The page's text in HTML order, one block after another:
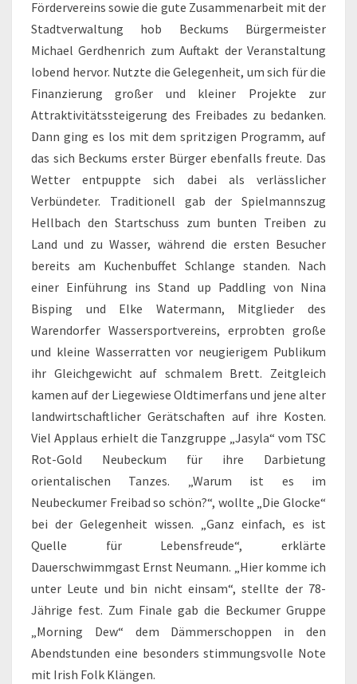
Fördervereins sowie die gute Zusammenarbeit mit der
Stadtverwaltung hob Beckums Bürgermeister
Michael Gerdhenrich zum Auftakt der Veranstaltung
lobend hervor. Nutzte die Gelegenheit, um sich für die
Finanzierung großer und kleiner Projekte zur
Attraktivitätssteigerung des Freibades zu bedanken.
Dann ging es los mit dem spritzigen Programm, auf
das sich Beckums erster Bürger ebenfalls freute. Das
Wetter entpuppte sich dabei als verlässlicher
Verbündeter. Traditionell gab der Spielmannszug
Hellbach den Startschuss zum bunten Treiben zu
Land und zu Wasser, während die ersten Besucher
bereits am Kuchenbuffet Schlange standen. Nach
einer Einführung ins Stand up Paddling von Nina
Bisping und Elke Watermann, Mitglieder des
Warendorfer Wassersportvereins, erprobten große
und kleine Wasserratten vor neugierigem Publikum
ihr Gleichgewicht auf schmalem Brett. Zeitgleich
kamen auf der Liegewiese Oldtimerfans und jene alter
landwirtschaftlicher Gerätschaften auf ihre Kosten.
Viel Applaus erhielt die Tanzgruppe „Jasyla“ vom TSC
Rot-Gold Neubeckum für ihre Darbietung
orientalischen Tanzes. „Warum ist es im
Neubeckumer Freibad so schön?“, wollte „Die Glocke“
bei der Gelegenheit wissen. „Ganz einfach, es ist
Quelle für Lebensfreude“, erklärte
Dauerschwimmgast Ernst Neumann. „Hier komme ich
unter Leute und bin nicht einsam“, stellte der 78-
Jährige fest. Zum Finale gab die Beckumer Gruppe
„Morning Dew“ dem Dämmerschoppen in den
Abendstunden eine besonders stimmungsvolle Note
mit Irish Folk Klängen.